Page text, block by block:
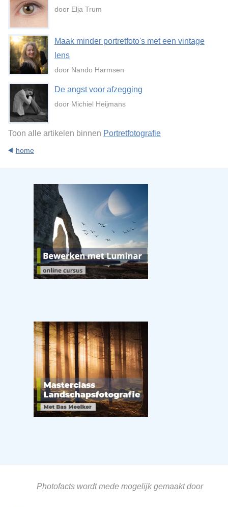
door Elja Trum
Maak minder portretfoto's met een vintage
lens
door Nando Harmsen
De angst voor afzegging
door Michiel Heijmans
Toon alle artikelen binnen Portretfotografie
home
Photofacts wordt mede mogelijk gemaakt door